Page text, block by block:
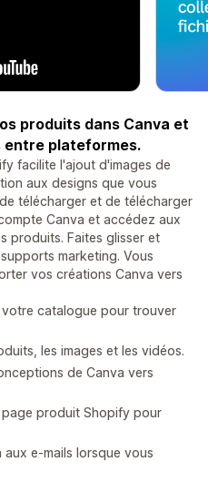
produits dans Canva et
entre plateformes.
facilite l'ajout d'images de
aux designs que vous
télécharger et de télécharger
Canva et accédez aux
produits. Faites glisser et
marketing. Vous
vos créations Canva vers
votre catalogue pour trouver
les images et les vidéos.
de Canva vers
produit Shopify pour
e-mails lorsque vous